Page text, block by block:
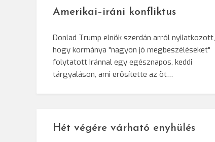
Amerikai–iráni konfliktus
Donlad Trump elnök szerdán arról nyilatkozott,
hogy kormánya "nagyon jó megbeszéléseket"
folytatott Iránnal egy egésznapos, keddi
tárgyaláson, ami erősítette az öt…
Hét végére várható enyhülés